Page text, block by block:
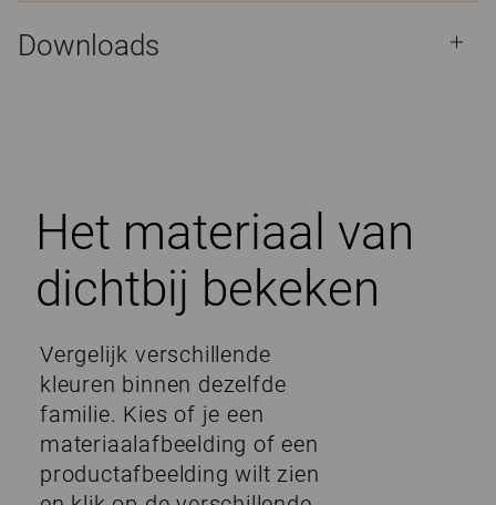
Downloads
Het materiaal van
dichtbij bekeken
Vergelijk verschillende
kleuren binnen dezelfde
familie. Kies of je een
materiaalafbeelding of een
productafbeelding wilt zien